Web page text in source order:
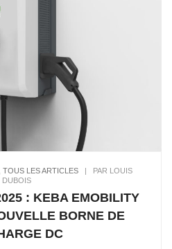
TOUS LES ARTICLES
PAR LOUIS
DUBOIS
: KEBA EMOBILITY
BORNE DE
DC